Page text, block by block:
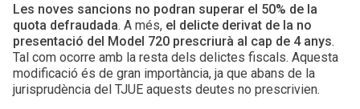
Les noves sancions no podran superar el 50% de la
quota defraudada. A més, el delicte derivat de la no
presentació del Model 720 prescriurà al cap de 4 anys.
Tal com ocorre amb la resta dels delictes fiscals. Aquesta
modificació és de gran importància, ja que abans de la
jurisprudència del TJUE aquests deutes no prescrivien.